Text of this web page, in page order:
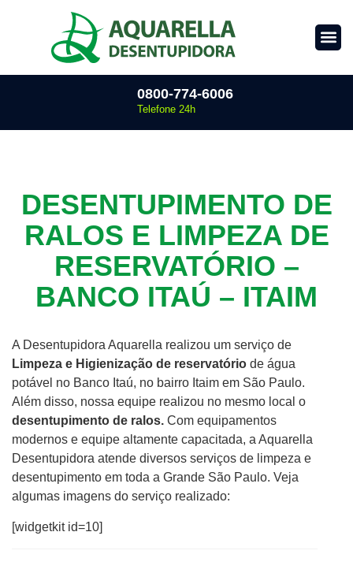
0800-774-6006
Telefone 24h
DESENTUPIMENTO DE
RALOS E LIMPEZA DE
RESERVATÓRIO –
BANCO ITAÚ – ITAIM
A Desentupidora Aquarella realizou um serviço de
Limpeza e Higienização de reservatório de água
potável no Banco Itaú, no bairro Itaim em São Paulo.
Além disso, nossa equipe realizou no mesmo local o
desentupimento de ralos. Com equipamentos
modernos e equipe altamente capacitada, a Aquarella
Desentupidora atende diversos serviços de limpeza e
desentupimento em toda a Grande São Paulo. Veja
algumas imagens do serviço realizado:
[widgetkit id=10]